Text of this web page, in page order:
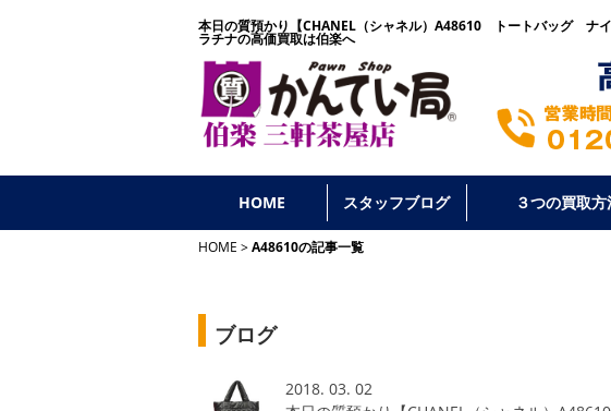
本日の質預かり【CHANEL（シャネル）A48610 トートバッグ ナ
ラチナの高価買取は伯楽へ
HOME スタッフブログ ３つの買取方
HOME A48610の記事一覧
ブログ
2018. 03. 02